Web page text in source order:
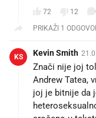
72 12
PRIKAŽI 1
KS Kevin Smith
Znači nije joj
Andrew Tatea,
joj je bitnije da